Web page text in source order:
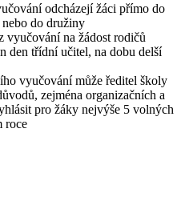
odcházejí žáci přímo do
do družiny
vyučování na žádost rodičů
den třídní učitel, na dobu delší
vyučování může ředitel školy
zejména organizačních a
pro žáky nejvýše 5 volných
roce